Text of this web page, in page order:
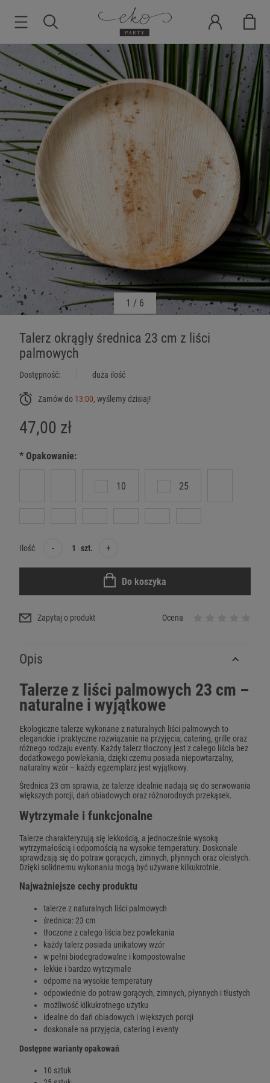
1 / 6
Talerz okrągły średnica 23 cm z liści
palmowych
Dostępność: duża ilość
* Opakowanie:
10 25
Zamów do 13:00, wyślemy dzisiaj!
47,00 zł
Ilość - szt. +
Do koszyka
Zapytaj o produkt Ocena
Opis
Talerze z liści palmowych 23 cm –
naturalne i wyjątkowe
Ekologiczne talerze wykonane z naturalnych liści palmowych to
eleganckie i praktyczne rozwiązanie na przyjęcia, catering, grille oraz
różnego rodzaju eventy. Każdy talerz tłoczony jest z całego liścia bez
dodatkowego powlekania, dzięki czemu posiada niepowtarzalny,
naturalny wzór – każdy egzemplarz jest wyjątkowy.
Średnica 23 cm sprawia, że talerze idealnie nadają się do serwowania
większych porcji, dań obiadowych oraz różnorodnych przekąsek.
Wytrzymałe i funkcjonalne
Talerze charakteryzują się lekkością, a jednocześnie wysoką
wytrzymałością i odpornością na wysokie temperatury. Doskonale
sprawdzają się do potraw gorących, zimnych, płynnych oraz oleistych.
Dzięki solidnemu wykonaniu mogą być używane kilkukrotnie.
Najważniejsze cechy produktu
talerze z naturalnych liści palmowych
średnica: 23 cm
tłoczone z całego liścia bez powlekania
każdy talerz posiada unikatowy wzór
w pełni biodegradowalne i kompostowalne
lekkie i bardzo wytrzymałe
odporne na wysokie temperatury
odpowiednie do potraw gorących, zimnych, płynnych i tłustych
możliwość kilkukrotnego użytku
idealne do dań obiadowych i większych porcji
doskonałe na przyjęcia, catering i eventy
Dostępne warianty opakowań
10 sztuk